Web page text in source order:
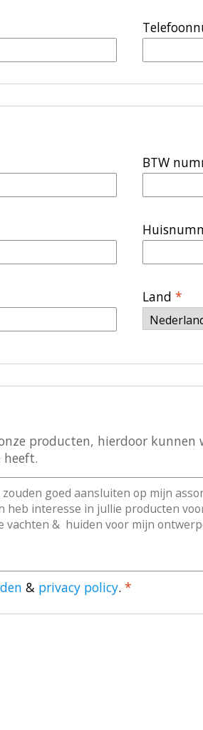
BTW
Land*
producten, hierdoor
& privacy policy. *